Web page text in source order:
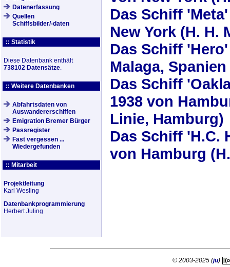
Datenerfassung
Quellen
Schiffsbilder/-daten
:: Statistik
Diese Datenbank enthält
738102 Datensätze.
:: Weitere Datenbanken
Abfahrtsdaten von
Auswandererschiffen
Emigration Bremer Bürger
Passregister
Fast vergessen ...
Wiedergefunden
:: Mitarbeit
Projektleitung
Karl Wesling
Datenbankprogrammierung
Herbert Juling
Das Schiff 'Meta'
New York (H. H.
Das Schiff 'Hero'
Malaga,
Das Schiff
1938 von
Linie, Hamburg)
Das Schiff 'H.C.
von Hamburg
© 2003-2025 (ju)